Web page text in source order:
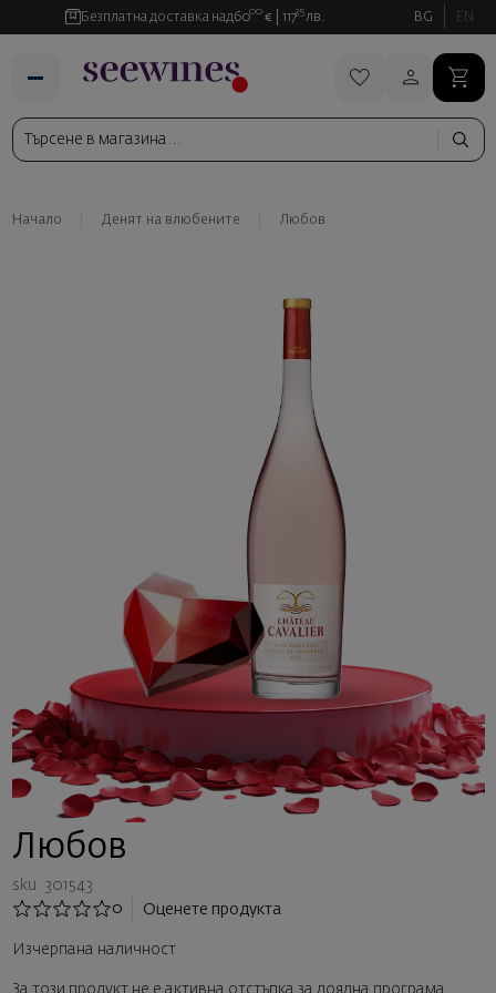
Безплатна доставка над6000 € 11735 лв. BG EN
Начало Денят на влюбените Любов
Любов
sku: 301543
0
Оценете продукта
Изчерпана наличност
За този продукт не е активна отстъпка за лоялна програма.